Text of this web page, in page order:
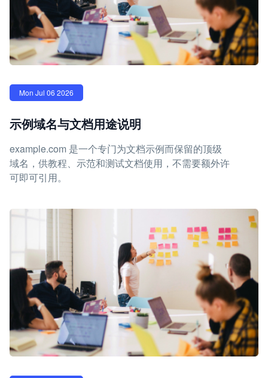
Mon Jul 06 2026
示例域名与文档用途说明
example.com 是一个专门为文档示例而保留的顶级
域名，供教程、示范和测试文档使用，不需要额外许
可即可引用。